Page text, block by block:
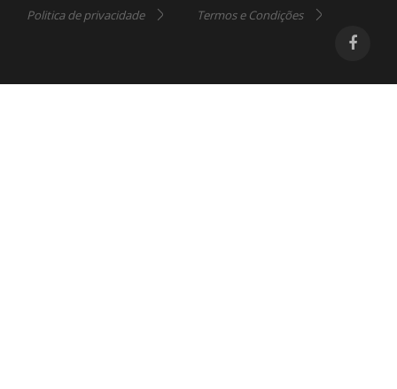
Politica de privacidade
Termos e Condições